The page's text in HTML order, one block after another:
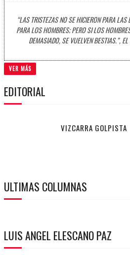
“LAS TRISTEZAS NO SE HICIERON PARA LAS
PARA LOS HOMBRES; PERO SI LOS
DEMASIADO, SE VUELVEN BESTIAS.”,
VER MÁS
EDITORIAL
VIZCARRA GOLPISTA
ULTIMAS COLUMNAS
LUIS ANGEL ELESCANO PAZ